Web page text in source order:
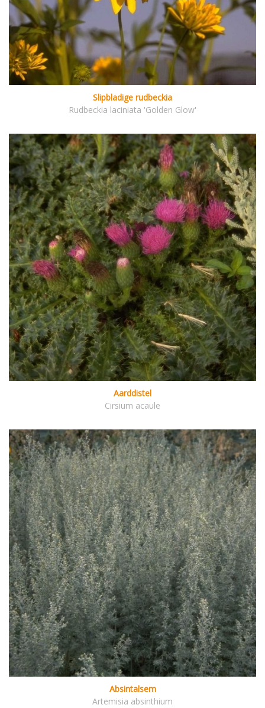
Slipbladige rudbeckia
Rudbeckia laciniata 'Golden Glow'
Aarddistel
Cirsium acaule
Absintalsem
Artemisia absinthium